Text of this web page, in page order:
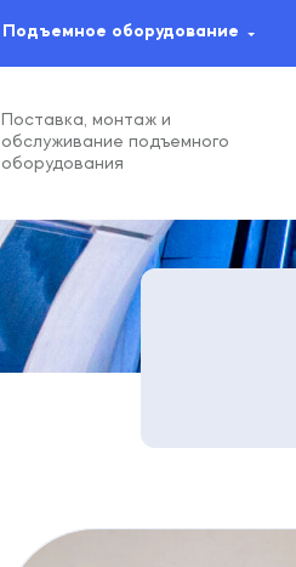
Подъемное оборудование
Поставка, монтаж и
обслуживание подъемного
оборудования